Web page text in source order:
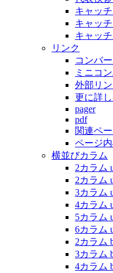
キャッチ
キャッ
キャッ
リンク
コンバ
ミニコ
外部リ
更に詳し
pager
pdf
関連ペ
ページ
横並びカラム
2カラム
2カラム
3カラム
4カラム
5カラム
6カラム
2カラム
3カラム
4カラム